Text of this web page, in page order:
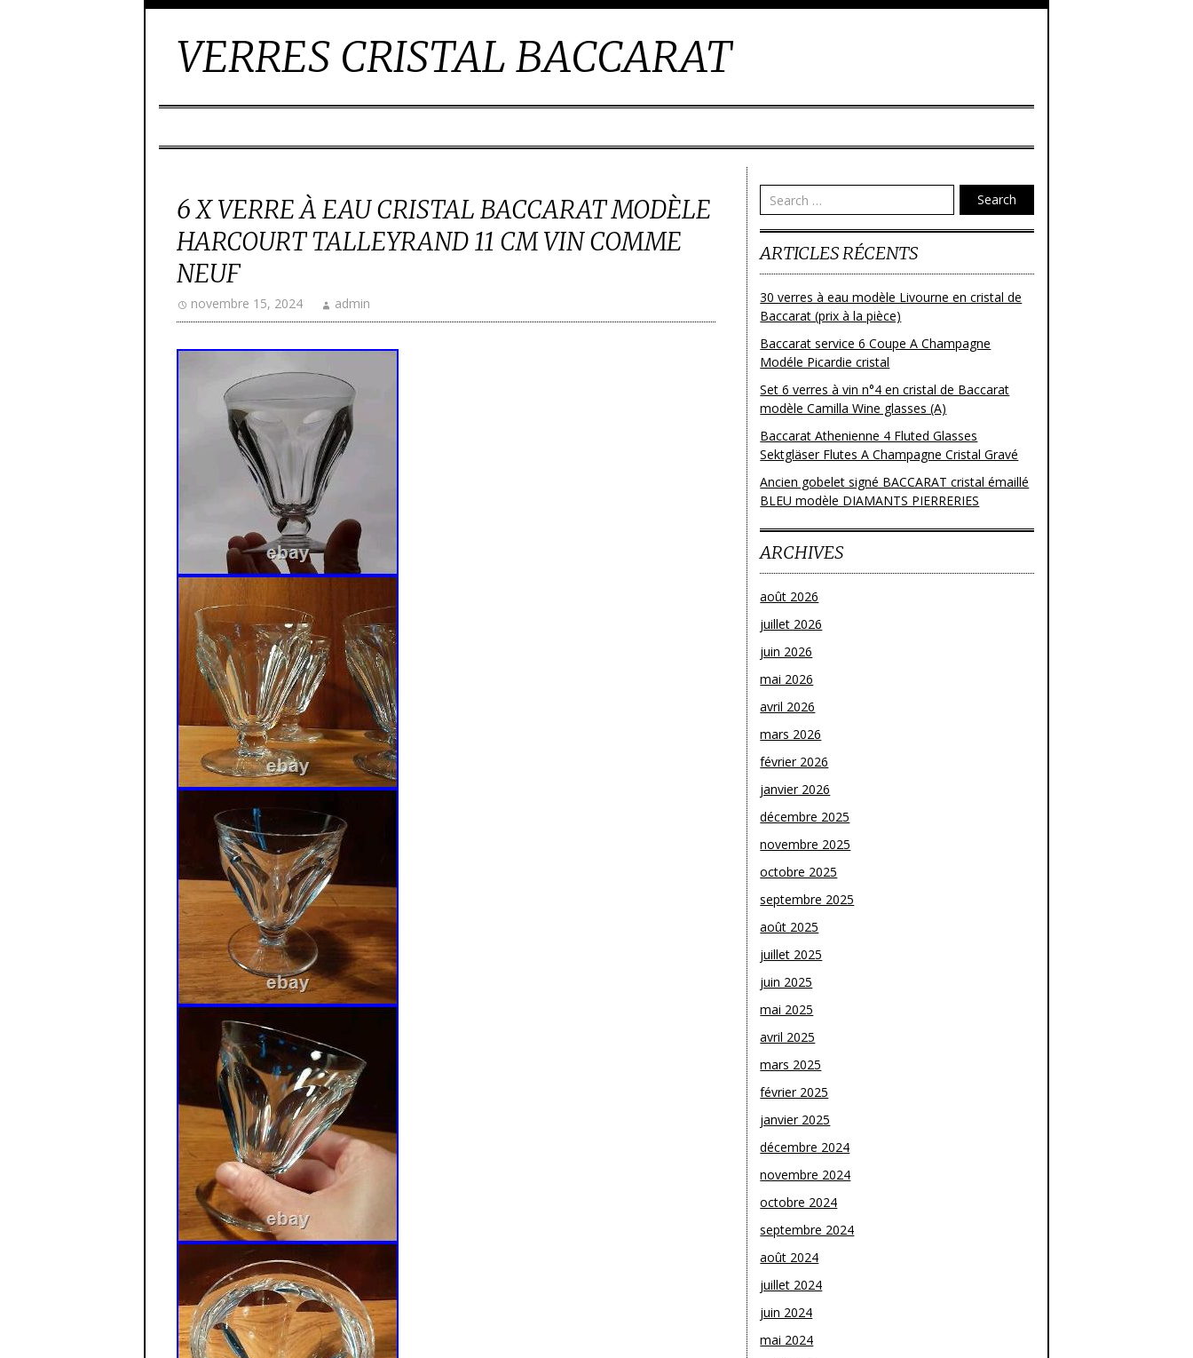
VERRES CRISTAL BACCARAT
6 X VERRE À EAU CRISTAL BACCARAT MODÈLE
HARCOURT TALLEYRAND 11 CM VIN COMME
NEUF
novembre 15, 2024 admin
Search
ARTICLES RÉCENTS
30 verres à eau modèle Livourne en cristal de
Baccarat (prix à la pièce)
Baccarat service 6 Coupe A Champagne
Modéle Picardie cristal
Set 6 verres à vin n°4 en cristal de Baccarat
modèle Camilla Wine glasses (A)
Baccarat Athenienne 4 Fluted Glasses
Sektgläser Flutes A Champagne Cristal Gravé
Ancien gobelet signé BACCARAT cristal émaillé
BLEU modèle DIAMANTS PIERRERIES
ARCHIVES
août 2026
juillet 2026
juin 2026
mai 2026
avril 2026
mars 2026
février 2026
janvier 2026
décembre 2025
novembre 2025
octobre 2025
septembre 2025
août 2025
juillet 2025
juin 2025
mai 2025
avril 2025
mars 2025
février 2025
janvier 2025
décembre 2024
novembre 2024
octobre 2024
septembre 2024
août 2024
juillet 2024
juin 2024
mai 2024